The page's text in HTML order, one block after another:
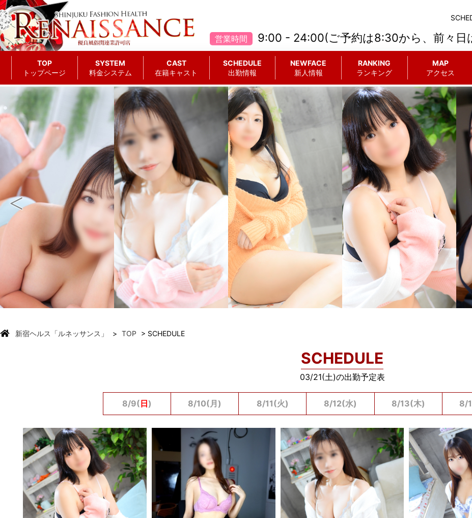
営業時間 9:00 - 24:00(ご予約は8:30から、前々日
TOP
トップページ
SYSTEM
料金システム
CAST
在籍キャスト
SCHEDULE
出勤情報
NEWFACE
新人情報
RANKING
ランキング
MAP
アクセス
新宿ヘルス「ルネッサンス」 TOP SCHEDULE
SCHEDULE
03/21(土)の出勤予定表
8/9( 日) 8/10(月) 8/11(火) 8/12(水) 8/13(木) 8/